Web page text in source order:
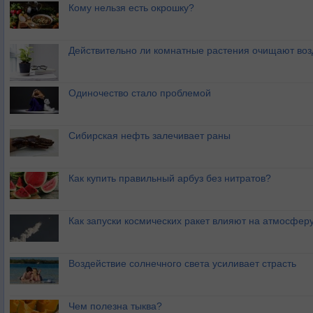
Кому нельзя есть окрошку?
Действительно ли комнатные растения очищают
Одиночество стало проблемой
Сибирская нефть залечивает раны
Как купить правильный арбуз без нитратов?
Как запуски космических ракет влияют на
Воздействие солнечного света усиливает страсть
Чем полезна тыква?